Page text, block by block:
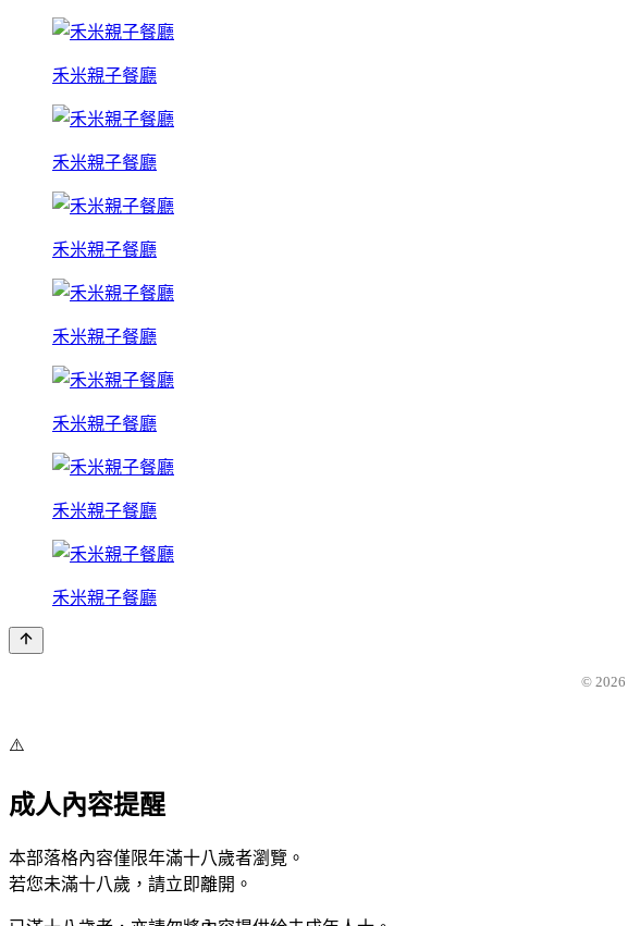
禾米親子餐廳
禾米親子餐廳
禾米親子餐廳
禾米親子餐廳
禾米親子餐廳
禾米親子餐廳
禾米親子餐廳
© 2026
⚠️
成人內容提醒
本部落格內容僅限年滿十八歲者瀏覽。
若您未滿十八歲，請立即離開。